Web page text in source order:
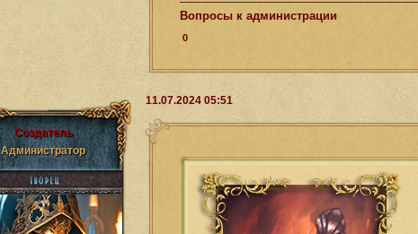
Вопросы к администрации
0
11.07.2024 05:51
Создатель
Администратор